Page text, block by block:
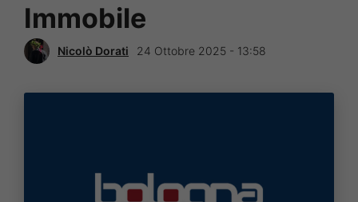
Immobile
Nicolò Dorati 24 Ottobre 2025 - 13:58